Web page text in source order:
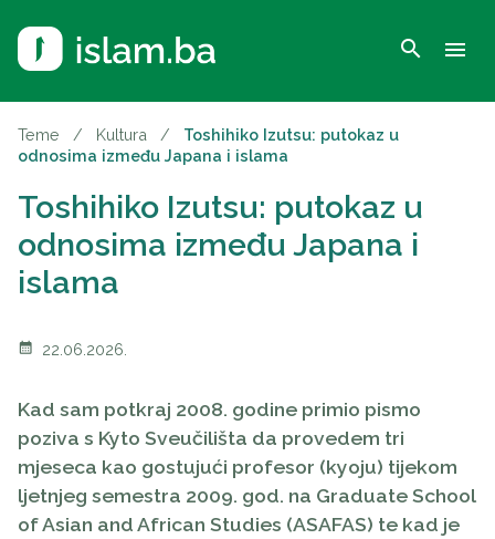
search menu
Teme / Kultura /
Toshihiko Izutsu: putokaz u
odnosima između Japana i islama
Toshihiko Izutsu: putokaz u
odnosima između Japana i
islama
calendar_month 22.06.2026.
Kad sam potkraj 2008. godine primio pismo
poziva s Kyto Sveučilišta da provedem tri
mjeseca kao gostujući profesor (kyoju) tijekom
ljetnjeg semestra 2009. god. na Graduate School
of Asian and African Studies (ASAFAS) te kad je